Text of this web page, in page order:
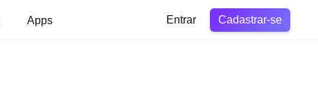
Apps Entrar Cadastrar-se